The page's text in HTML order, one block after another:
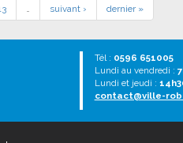
… suivant › dernier »
Tél : 0596 651005
Lundi au vendredi :
Lundi et jeudi :
contact@ville-